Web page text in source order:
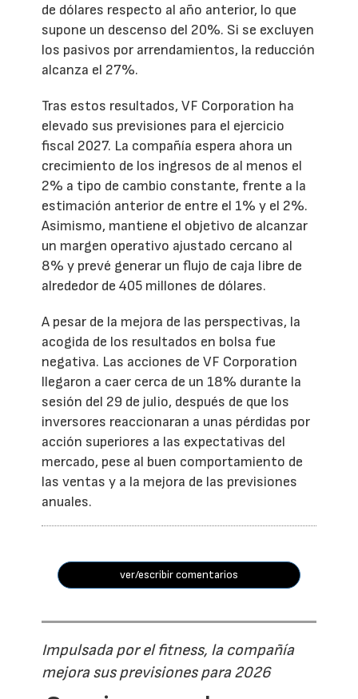
de dólares respecto al año anterior, lo que
supone un descenso del 20%. Si se excluyen
los pasivos por arrendamientos, la reducción
alcanza el 27%.
Tras estos resultados, VF Corporation ha
elevado sus previsiones para el ejercicio
fiscal 2027. La compañía espera ahora un
crecimiento de los ingresos de al menos el
2% a tipo de cambio constante, frente a la
estimación anterior de entre el 1% y el 2%.
Asimismo, mantiene el objetivo de alcanzar
un margen operativo ajustado cercano al
8% y prevé generar un flujo de caja libre de
alrededor de 405 millones de dólares.
A pesar de la mejora de las perspectivas, la
acogida de los resultados en bolsa fue
negativa. Las acciones de VF Corporation
llegaron a caer cerca de un 18% durante la
sesión del 29 de julio, después de que los
inversores reaccionaran a unas pérdidas por
acción superiores a las expectativas del
mercado, pese al buen comportamiento de
las ventas y a la mejora de las previsiones
anuales.
ver/escribir comentarios
Impulsada por el fitness, la compañía
mejora sus previsiones para 2026